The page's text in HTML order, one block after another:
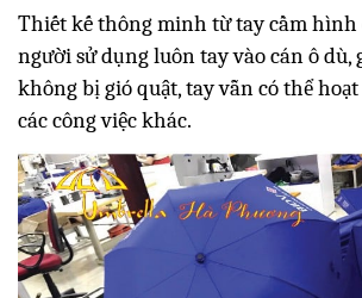
Thiết kế thông minh từ tay cầm hình
người sử dụng luôn tay vào cán ô dù,
không bị gió quật, tay vẫn có thể
các công việc khác.